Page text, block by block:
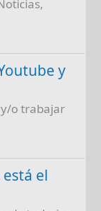
y
o trabajar
el